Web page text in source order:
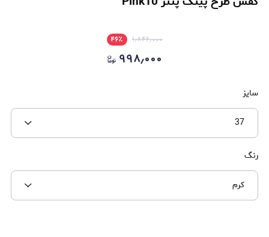
۱٫۸۴۶٫۰۰۰ ۴۶٪
۹۹۸٫۰۰۰
سایز
37
رنگ
کرم